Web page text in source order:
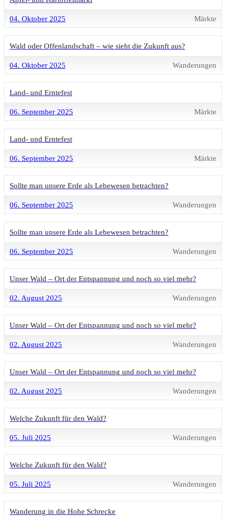
04. Oktober 2025 Märkte
Wald oder Offenlandschaft – wie sieht die Zukunft aus?
04. Oktober 2025 Wanderungen
Land- und Erntefest
06. September 2025 Märkte
Land- und Erntefest
06. September 2025 Märkte
Sollte man unsere Erde als Lebewesen betrachten?
06. September 2025 Wanderungen
Sollte man unsere Erde als Lebewesen betrachten?
06. September 2025 Wanderungen
Unser Wald – Ort der Entspannung und noch so viel mehr?
02. August 2025 Wanderungen
Unser Wald – Ort der Entspannung und noch so viel mehr?
02. August 2025 Wanderungen
Unser Wald – Ort der Entspannung und noch so viel mehr?
02. August 2025 Wanderungen
Welche Zukunft für den Wald?
05. Juli 2025 Wanderungen
Welche Zukunft für den Wald?
05. Juli 2025 Wanderungen
Wanderung in die Hohe Schrecke